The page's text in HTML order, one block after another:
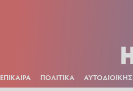
ΕΠΙΚΑΙΡΑ ΠΟΛΙΤΙΚΑ